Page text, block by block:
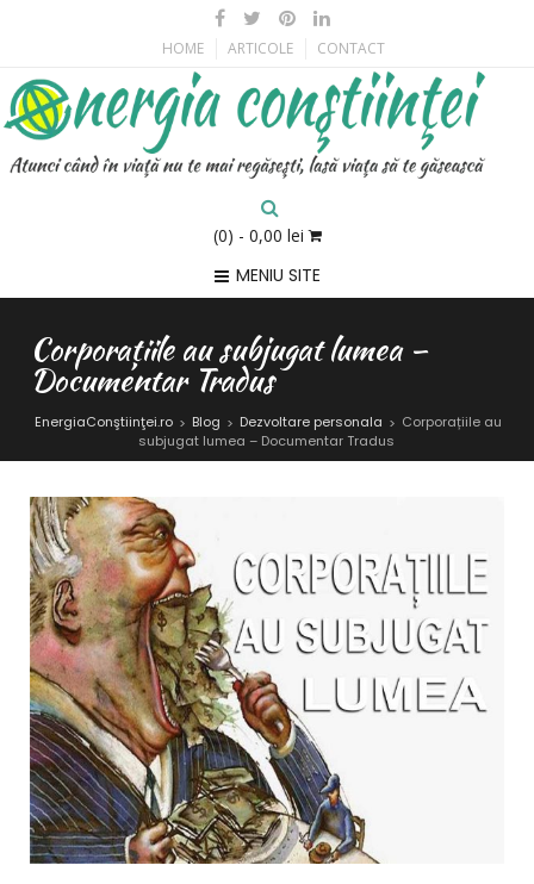
HOME ARTICOLE CONTACT
(0) - 0,00 lei
MENIU SITE
Corporațiile au subjugat lumea –
Documentar Tradus
EnergiaConştiinţei.ro > Blog > Dezvoltare personala > Corporațiile au
subjugat lumea – Documentar Tradus